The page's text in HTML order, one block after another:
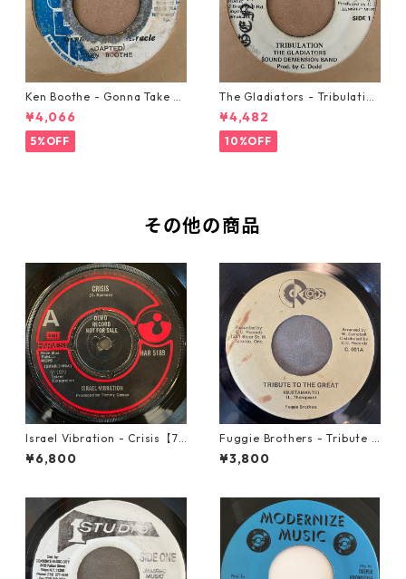
Ken Boothe - Gonna Take A
Miracle【7-21362】
¥4,066
5%OFF
The Gladiators - Tribulation
【7-21365】
¥4,482
10%OFF
その他の商品
Israel Vibration - Crisis【7-
21895】
¥6,800
Fuggie Brothers - Tribute T
o The Great【7-21765】
¥3,800